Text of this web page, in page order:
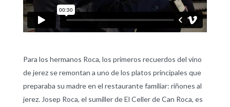
Para los hermanos Roca, los primeros recuerdos del vino
de jerez se remontan a uno de los platos principales que
preparaba su madre en el restaurante familiar: riñones al
jerez. Josep Roca, el sumiller de El Celler de Can Roca, es